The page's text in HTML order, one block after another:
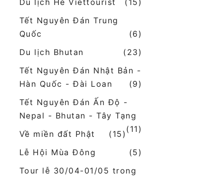
Du lịch Hè Viettourist
(15)
Tết Nguyên Đán Trung
Quốc
(6)
Du lịch Bhutan
(23)
Tết Nguyên Đán Nhật Bản -
Hàn Quốc - Đài Loan
(9)
Tết Nguyên Đán Ấn Độ -
Nepal - Bhutan - Tây Tạng
(11)
Về miền đất Phật
(15)
Lễ Hội Mùa Đông
(5)
Tour lễ 30/04-01/05 trong